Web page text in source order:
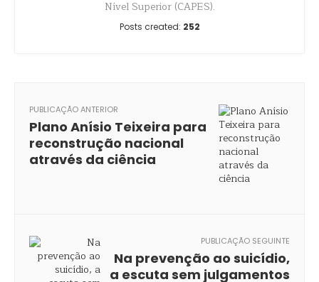
Nível Superior (CAPES).
Posts created: 252
PUBLICAÇÃO ANTERIOR
Plano Anísio Teixeira para
reconstrução nacional
através da ciência
PUBLICAÇÃO SEGUINTE
Na prevenção ao suicídio,
a escuta sem julgamentos